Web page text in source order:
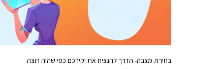
בחירת מצבה- הדרך להנציח את יקירכם כפי שהיה רוצה